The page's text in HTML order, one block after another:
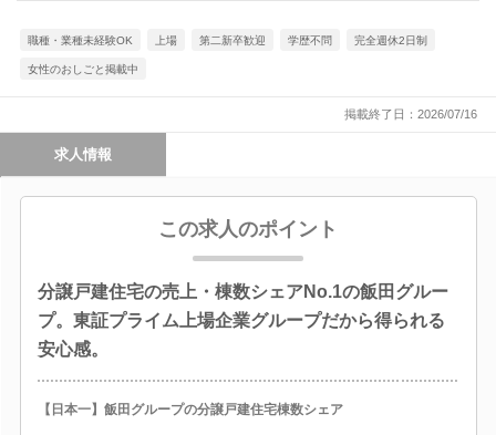
職種・業種未経験OK 上場 第二新卒歓迎 学歴不問 完全週休2日制
女性のおしごと掲載中
掲載終了日：2026/07/16
求人情報
この求人のポイント
分譲戸建住宅の売上・棟数シェアNo.1の飯田グルー
プ。東証プライム上場企業グループだから得られる
安心感。
【日本一】飯田グループの分譲戸建住宅棟数シェア